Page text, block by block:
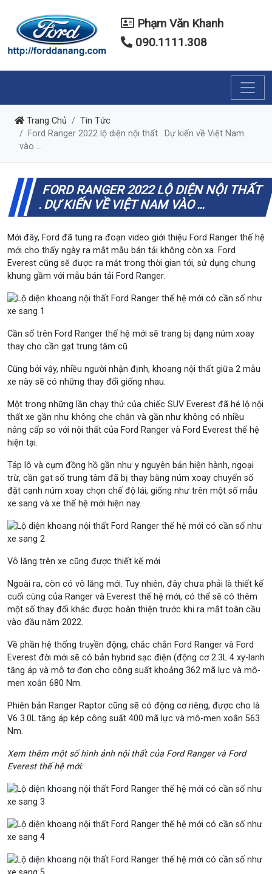
Phạm Văn Khanh
090.1111.308
Trang Chủ
Tin Tức
Ford Ranger 2022 lộ diện nội thất . Dự kiến về Việt Nam
vào ...
FORD RANGER 2022 LỘ DIỆN NỘI THẤT
. DỰ KIẾN VỀ VIỆT NAM VÀO ...
Mới đây, Ford đã tung ra đoạn video giới thiệu Ford Ranger thế hệ
mới cho thấy ngày ra mắt mẫu bán tải không còn xa. Ford
Everest cũng sẽ được ra mắt trong thời gian tới, sử dụng chung
khung gầm với mẫu bán tải Ford Ranger.
Cần số trên Ford Ranger thế hệ mới sẽ trang bị dạng núm xoay
thay cho cần gạt trung tâm cũ
Cũng bởi vậy, nhiều người nhận định, khoang nội thất giữa 2 mẫu
xe này sẽ có những thay đổi giống nhau.
Một trong những lần chạy thử của chiếc SUV Everest đã hé lộ nội
thất xe gần như không che chắn và gần như không có nhiều
nâng cấp so với nội thất của Ford Ranger và Ford Everest thế hệ
hiện tại.
Táp lô và cụm đồng hồ gần như y nguyên bản hiện hành, ngoại
trừ, cần gạt số trung tâm đã bị thay bằng núm xoay chuyển số
đặt cạnh núm xoay chọn chế độ lái, giống như trên một số mẫu
xe sang và xe thế hệ mới hiện nay.
Vô lăng trên xe cũng được thiết kế mới
Ngoài ra, còn có vô lăng mới. Tuy nhiên, đây chưa phải là thiết kế
cuối cùng của Ranger và Everest thế hệ mới, có thể sẽ có thêm
một số thay đổi khác được hoàn thiện trước khi ra mắt toàn cầu
vào đầu năm 2022.
Về phần hệ thống truyền động, chắc chắn Ford Ranger và Ford
Everest đời mới sẽ có bản hybrid sạc điện (động cơ 2.3L 4 xy-lanh
tăng áp và mô tơ đơn cho công suất khoảng 362 mã lực và mô-
men xoắn 680 Nm.
Phiên bản Ranger Raptor cũng sẽ có động cơ riêng, được cho là
V6 3.0L tăng áp kép công suất 400 mã lực và mô-men xoắn 563
Nm.
Xem thêm một số hình ảnh nội thất của Ford Ranger và Ford
Everest thế hệ mới: